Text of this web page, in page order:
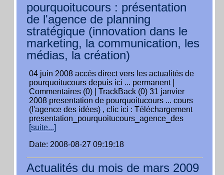
pourquoitucours : présentation
de l'agence de planning
stratégique (innovation dans le
marketing, la communication, les
médias, la création)
04 juin 2008 accés direct vers les actualités de
pourquoitucours depuis ici ... permanent |
Commentaires (0) | TrackBack (0) 31 janvier
2008 presentation de pourquoitucours ... cours
(l'agence des idées) , clic ici : Téléchargement
presentation_pourquoitucours_agence_des
[suite...]
Date: 2008-08-27 09:19:18
Actualités du mois de mars 2009